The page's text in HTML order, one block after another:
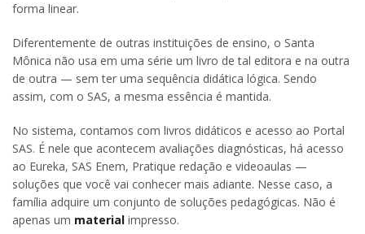
forma linear.
Diferentemente de outras instituições de ensino, o Santa
Mônica não usa em uma série um livro de tal editora e na outra
de outra — sem ter uma sequência didática lógica. Sendo
assim, com o SAS, a mesma essência é mantida.
No sistema, contamos com livros didáticos e acesso ao Portal
SAS. É nele que acontecem avaliações diagnósticas, há acesso
ao Eureka, SAS Enem, Pratique redação e videoaulas —
soluções que você vai conhecer mais adiante. Nesse caso, a
família adquire um conjunto de soluções pedagógicas. Não é
apenas um material impresso.